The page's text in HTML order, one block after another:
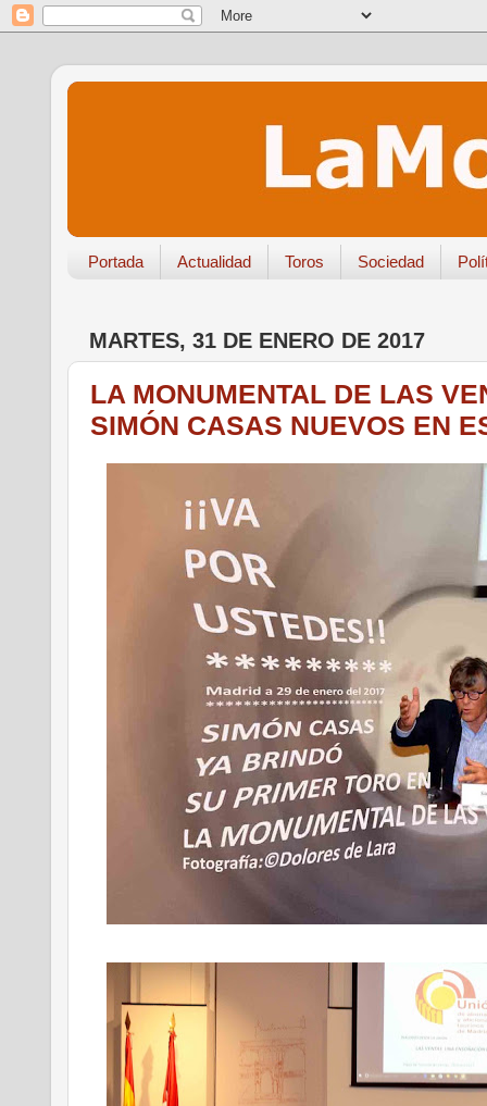
Portada Actualidad Toros Sociedad
MARTES, 31 DE ENERO DE 2017
LA MONUMENTAL DE LAS
SIMÓN CASAS NUEVOS EN